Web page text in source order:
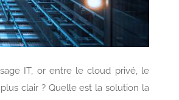
IT, or entre le cloud privé, le
clair ? Quelle est la solution la